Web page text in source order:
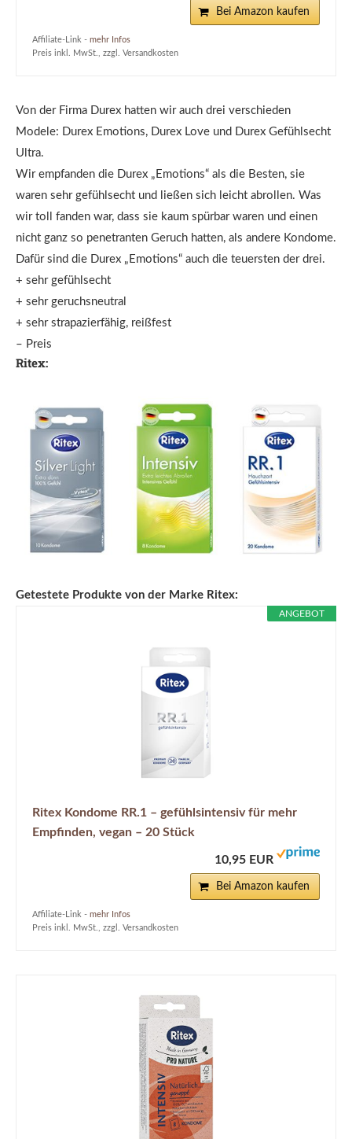
Bei Amazon kaufen
Affiliate-Link - mehr Infos
Preis inkl. MwSt., zzgl. Versandkosten
Von der Firma Durex hatten wir auch drei verschieden
Modele: Durex Emotions, Durex Love und Durex Gefühlsecht
Ultra.
Wir empfanden die Durex „Emotions“ als die Besten, sie
waren sehr gefühlsecht und ließen sich leicht abrollen. Was
wir toll fanden war, dass sie kaum spürbar waren und einen
nicht ganz so penetranten Geruch hatten, als andere Kondome.
Dafür sind die Durex „Emotions“ auch die teuersten der drei.
+ sehr gefühlsecht
+ sehr geruchsneutral
+ sehr strapazierfähig, reißfest
– Preis
Ritex:
Getestete Produkte von der Marke Ritex:
ANGEBOT
Ritex Kondome RR.1 – gefühlsintensiv für mehr
Empfinden, vegan – 20 Stück
10,95 EUR
Bei Amazon kaufen
Affiliate-Link - mehr Infos
Preis inkl. MwSt., zzgl. Versandkosten